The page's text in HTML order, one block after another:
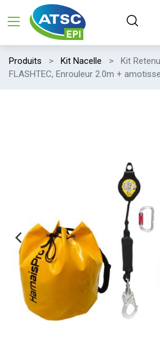
Produits Kit Nacelle
Kit
FLASHTEC, Enrouleur 2.0m +